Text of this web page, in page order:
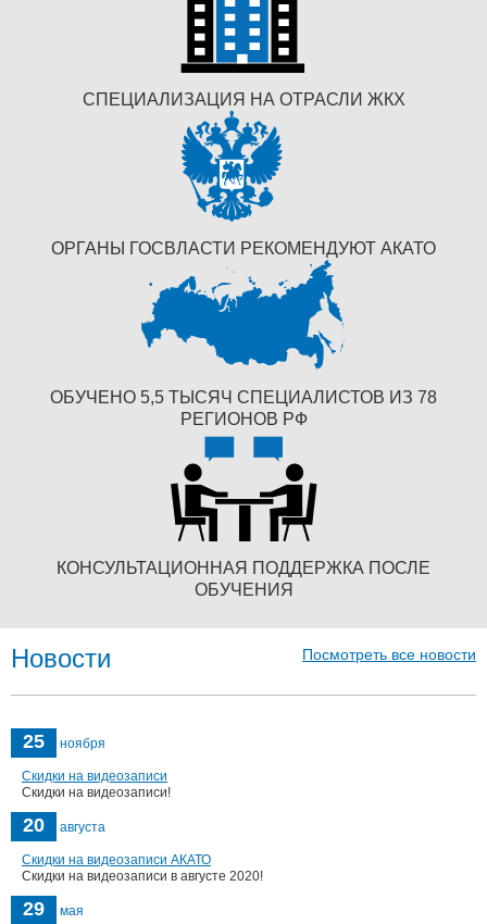
СПЕЦИАЛИЗАЦИЯ НА ОТРАСЛИ ЖКХ
ОРГАНЫ ГОСВЛАСТИ РЕКОМЕНДУЮТ АКАТО
ОБУЧЕНО 5,5 ТЫСЯЧ СПЕЦИАЛИСТОВ ИЗ 78
РЕГИОНОВ РФ
КОНСУЛЬТАЦИОННАЯ ПОДДЕРЖКА ПОСЛЕ
ОБУЧЕНИЯ
Новости Посмотреть все новости
25 ноября
Скидки на видеозаписи
Скидки на видеозаписи!
20 августа
Скидки на видеозаписи АКАТО
Скидки на видеозаписи в августе 2020!
29 мая